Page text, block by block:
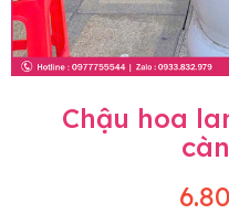
Chậu hoa